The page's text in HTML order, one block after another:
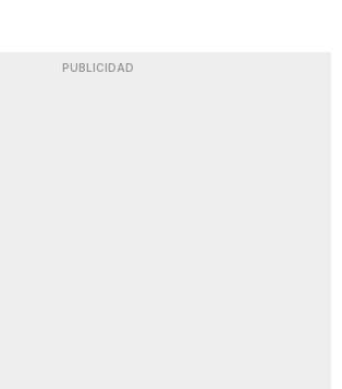
PUBLICIDAD